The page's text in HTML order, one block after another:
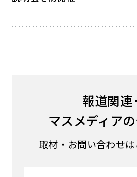
報道関連･
マスメディア
取材・お問い合わせ